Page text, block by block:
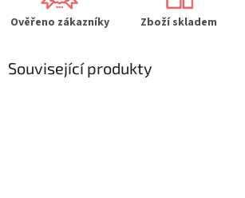
Ověřeno zákazníky Zboží skladem
Související produkty